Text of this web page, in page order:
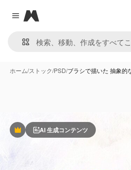
Close menu
Magnific
ホーム/ストック/PSD/ブラシで描いた 抽象
PremiumAI 生成コンテンツ